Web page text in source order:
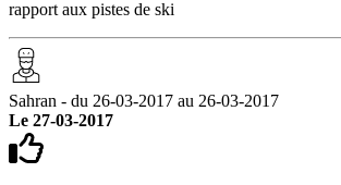
rapport aux pistes de ski
Sahran - du 26-03-2017 au 26-03-2017
Le 27-03-2017